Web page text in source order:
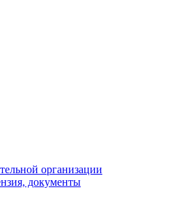
организации
документы